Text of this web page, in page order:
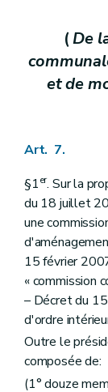
(De
et de
Art. 7.
§1er. Sur la
du 18 juillet
une
15 février
« commission
– Décret du
d'ordre
Outre le
composée de:
(1° douze